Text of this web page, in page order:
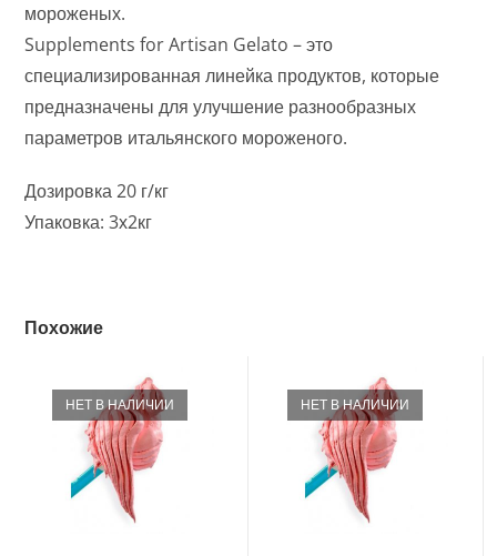
мороженых.
Supplements for Artisan Gelato – это
специализированная линейка продуктов, которые
предназначены для улучшение разнообразных
параметров итальянского мороженого.
Дозировка 20 г/кг
Упаковка: 3х2кг
Похожие
НЕТ В НАЛИЧИИ НЕТ В НАЛИЧИИ